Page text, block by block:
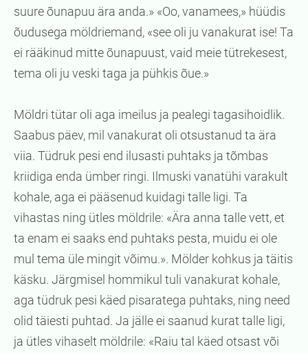
suure õunapuu ära anda.» «Oo, vanamees,» hüüdis
õudusega möldriemand, «see oli ju vanakurat ise! Ta
ei rääkinud mitte õunapuust, vaid meie tütrekesest,
tema oli ju veski taga ja pühkis õue.»
Möldri tütar oli aga imeilus ja pealegi tagasihoidlik.
Saabus päev, mil vanakurat oli otsustanud ta ära
viia. Tüdruk pesi end ilusasti puhtaks ja tõmbas
kriidiga enda ümber ringi. Ilmuski vanatühi varakult
kohale, aga ei pääsenud kuidagi talle ligi. Ta
vihastas ning ütles möldrile: «Ära anna talle vett, et
ta enam ei saaks end puhtaks pesta, muidu ei ole
mul tema üle mingit võimu.». Mölder kohkus ja täitis
käsku. Järgmisel hommikul tuli vanakurat kohale,
aga tüdruk pesi käed pisaratega puhtaks, ning need
olid täiesti puhtad. Ja jälle ei saanud kurat talle ligi,
ja ütles vihaselt möldrile: «Raiu tal käed otsast või